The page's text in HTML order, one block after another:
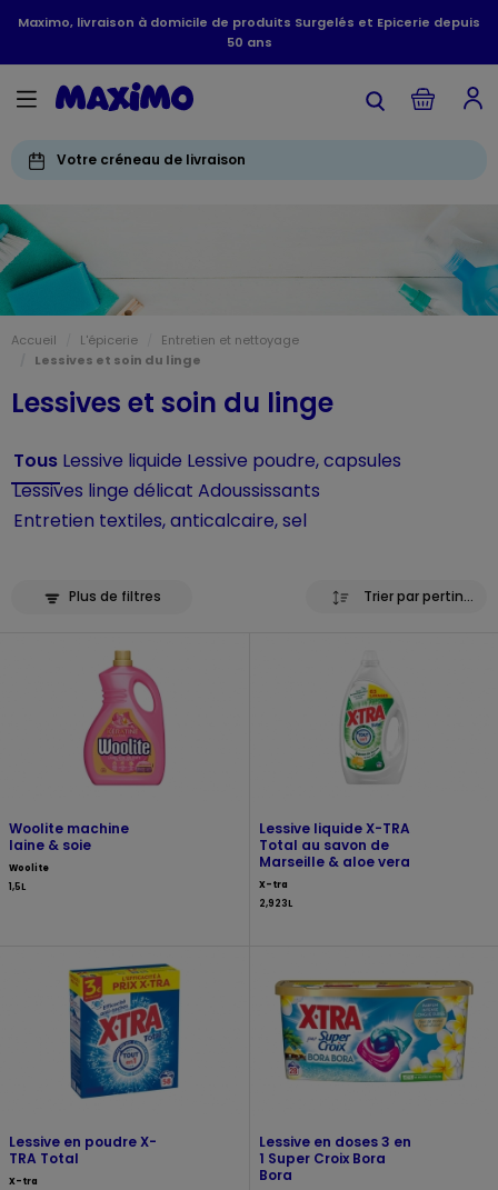
Maximo, livraison à domicile de produits Surgelés et Epicerie depuis
50 ans
Votre créneau de livraison
Accueil L'épicerie
Entretien et nettoyage
Lessives et soin du linge
Lessives et soin du linge
Tous Lessive liquide Lessive poudre, capsules
Lessives linge délicat Adoussissants
Entretien textiles, anticalcaire, sel
Plus de filtres Trier par pertinence
Woolite machine
laine & soie
Woolite
1,5L
Lessive liquide X-TRA
Total au savon de
Marseille & aloe vera
X-tra
2,923L
Lessive en poudre X-
TRA Total
X-tra
Lessive en doses 3 en
1 Super Croix Bora
Bora